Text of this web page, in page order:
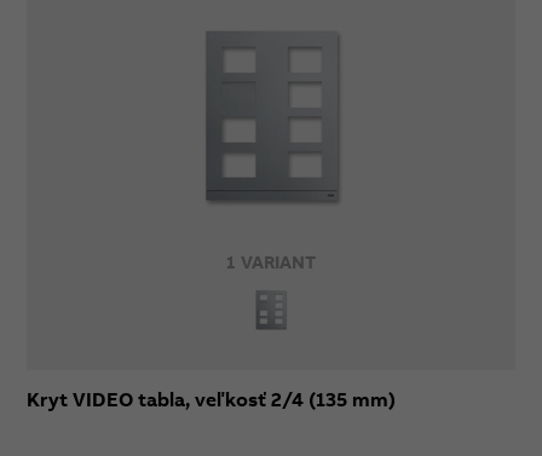
1 VARIANT
Kryt VIDEO tabla, veľkosť 2/4 (135 mm)